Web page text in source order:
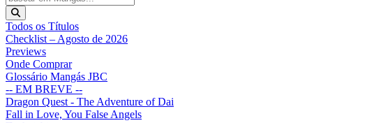
Todos os Títulos
Checklist – Agosto de 2026
Previews
Onde Comprar
Glossário Mangás JBC
-- EM BREVE --
Dragon Quest - The Adventure of Dai
Fall in Love, You False Angels